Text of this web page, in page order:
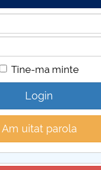
Tine-ma minte
Login
Am uitat parola